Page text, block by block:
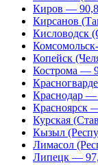
Киров —
Кирсанов
Кисловодск
Копейск
Кострома —
Краснодар —
Красноярск
Курская
Кызыл
Лимасол
Липецк —